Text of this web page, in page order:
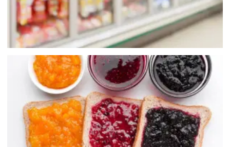
果醬/餡料類食品
Jam and filling